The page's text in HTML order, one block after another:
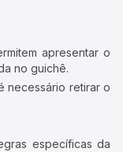
apresentar o
no guichê.
necessário retirar o
específicas da